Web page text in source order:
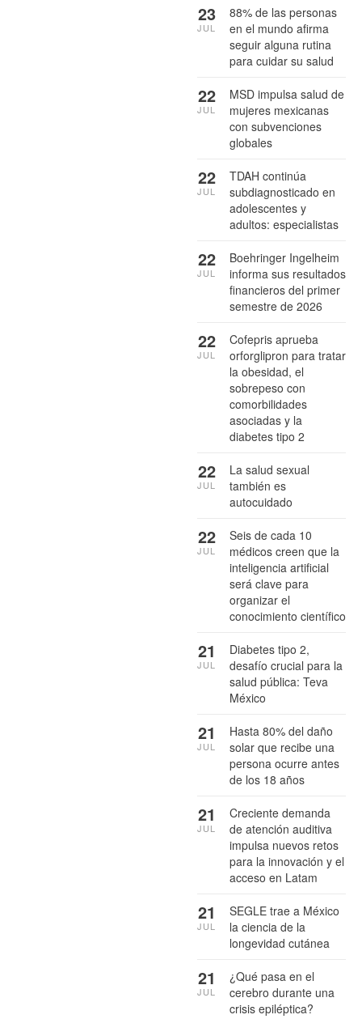
88% de las personas
en el mundo afirma
seguir alguna rutina
para cuidar su salud
23
JUL
MSD impulsa salud de
mujeres mexicanas
con subvenciones
globales
22
JUL
TDAH continúa
subdiagnosticado en
adolescentes y
adultos: especialistas
22
JUL
Boehringer Ingelheim
informa sus resultados
financieros del primer
semestre de 2026
22
JUL
Cofepris aprueba
orforglipron para tratar
la obesidad, el
sobrepeso con
comorbilidades
asociadas y la
diabetes tipo 2
22
JUL
La salud sexual
también es
autocuidado
22
JUL
Seis de cada 10
médicos creen que la
inteligencia artificial
será clave para
organizar el
conocimiento científico
22
JUL
Diabetes tipo 2,
desafío crucial para la
salud pública: Teva
México
21
JUL
Hasta 80% del daño
solar que recibe una
persona ocurre antes
de los 18 años
21
JUL
Creciente demanda
de atención auditiva
impulsa nuevos retos
para la innovación y el
acceso en Latam
21
JUL
SEGLE trae a México
la ciencia de la
longevidad cutánea
21
JUL
¿Qué pasa en el
cerebro durante una
crisis epiléptica?
21
JUL